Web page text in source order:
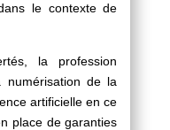
le contexte de
la profession
numérisation de la
artificielle en ce
place de garanties